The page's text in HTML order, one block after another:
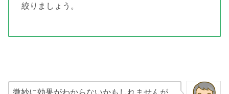
絞りましょう。
微妙に効果がわからないかもしれませんが、